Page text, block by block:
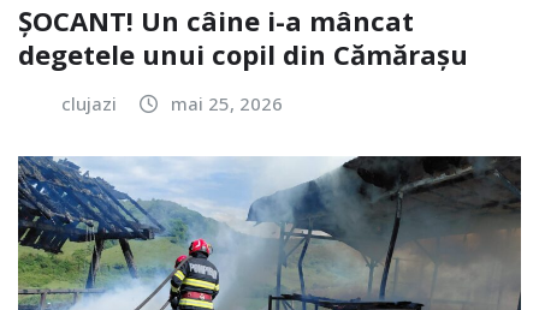
ȘOCANT! Un câine i-a mâncat
degetele unui copil din Cămărașu
clujazi mai 25, 2026